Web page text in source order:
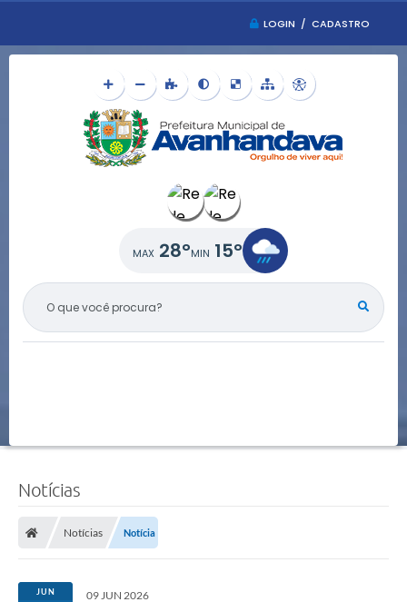
LOGIN / CADASTRO
O QUE VOCÊ PROCURA?
28° 15°
Notícias
Notícias Notícia
JUN 09 JUN 2026